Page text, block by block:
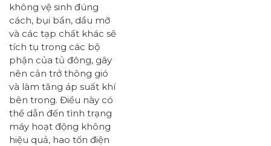
không vệ sinh đúng
cách, bụi bẩn, dầu mỡ
và các tạp chất khác sẽ
tích tụ trong các bộ
phận của tủ đông, gây
nên cản trở thông gió
và làm tăng áp suất khí
bên trong. Điều này có
thể dẫn đến tình trạng
máy hoạt động không
hiệu quả, hao tốn điện